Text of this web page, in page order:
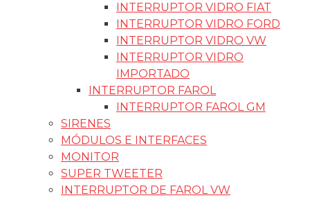
INTERRUPTOR VIDRO FIAT
INTERRUPTOR VIDRO FORD
INTERRUPTOR VIDRO VW
INTERRUPTOR VIDRO
IMPORTADO
INTERRUPTOR FAROL
INTERRUPTOR FAROL GM
SIRENES
MÓDULOS E INTERFACES
MONITOR
SUPER TWEETER
INTERRUPTOR DE FAROL VW